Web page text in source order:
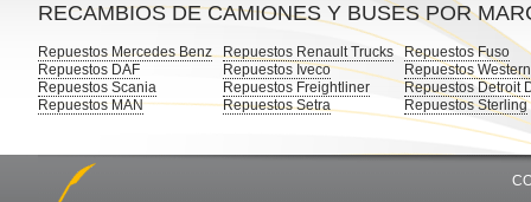
RECAMBIOS DE CAMIONES Y BUSES POR
Repuestos Mercedes Benz
Repuestos DAF
Repuestos Scania
Repuestos MAN
Repuestos Renault Trucks
Repuestos Iveco
Repuestos Freightliner
Repuestos Setra
Repuestos Fuso
Repuestos
Repuestos Detroit
Repuestos Sterling